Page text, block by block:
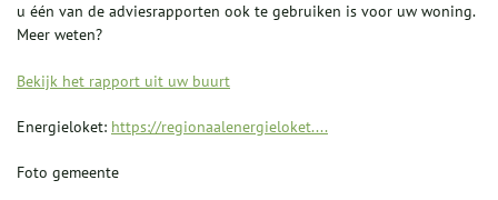
u één van de adviesrapporten ook te gebruiken is voor uw woning.
Meer weten?
Bekijk het rapport uit uw buurt
Energieloket: https://regionaalenergieloket....
Foto gemeente